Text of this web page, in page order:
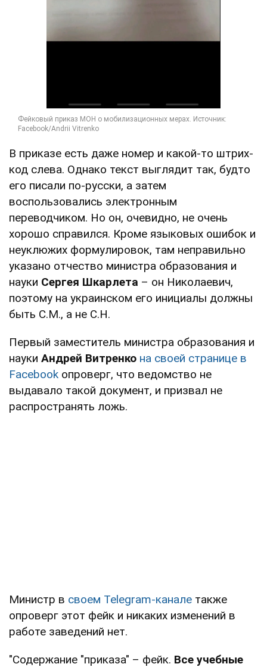
В приказе есть даже номер и какой-то штрих-
код слева. Однако текст выглядит так, будто
его писали по-русски, а затем
воспользовались электронным
переводчиком. Но он, очевидно, не очень
хорошо справился. Кроме языковых ошибок и
неуклюжих формулировок, там неправильно
указано отчество министра образования и
науки Сергея Шкарлета – он Николаевич,
поэтому на украинском его инициалы должны
быть С.М., а не С.Н.
Первый заместитель министра образования и
науки Андрей Витренко на своей странице в
Facebook опроверг, что ведомство не
выдавало такой документ, и призвал не
распространять ложь.
Министр в своем Telegram-канале также
опроверг этот фейк и никаких изменений в
работе заведений нет.
"Содержание "приказа" – фейк. Все учебные